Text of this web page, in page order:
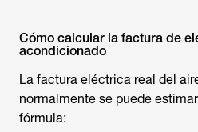
Cómo calcular la factura de
acondicionado
La factura eléctrica real del
normalmente se puede
fórmula: